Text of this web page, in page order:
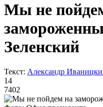
Мы не
Зеленский
Текст: Александр
14
7402